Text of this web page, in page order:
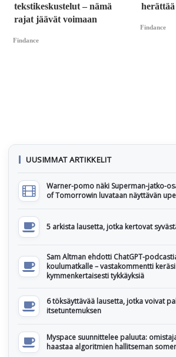
tekstikeskustelut – nämä
rajat jäävät voimaan
Findance
herättää
Findance
UUSIMMAT ARTIKKELIT
Warner-pomo näki Superman-jatko-
of Tomorrowin luvataan näyttävän
5 arkista lausetta, jotka kertovat
Sam Altman ehdotti ChatGPT-
koulumatkalle – vastakommentti
kymmenkertaisesti tykkäyksiä
6 töksäyttävää lausetta, jotka voivat
itsetuntemuksen
Myspace suunnittelee paluuta:
haastaa algoritmien hallitseman